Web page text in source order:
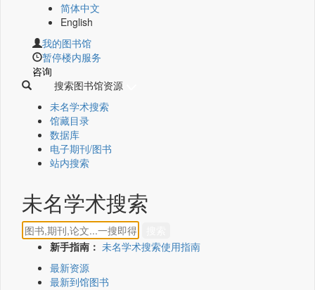
简体中文
English
我的图书馆
暂停楼内服务
咨询
搜索图书馆资源
未名学术搜索
馆藏目录
数据库
电子期刊/图书
站内搜索
未名学术搜索
新手指南： 未名学术搜索使用指南
最新资源
最新到馆图书